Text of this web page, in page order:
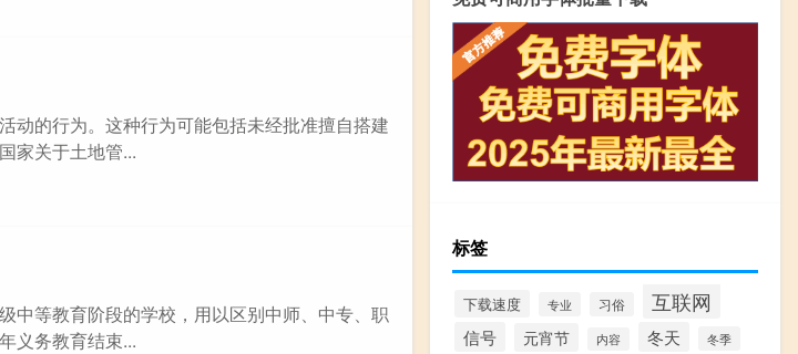
动的行为。这种行为可能包括未经批准擅自搭建
家关于土地管...
中等教育阶段的学校，用以区别中师、中专、职
义务教育结束...
标签
下载速度 专业 习俗 互联网
信号 元宵节 内容 冬天 冬季